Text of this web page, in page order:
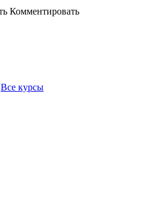
Комментировать
Все курсы